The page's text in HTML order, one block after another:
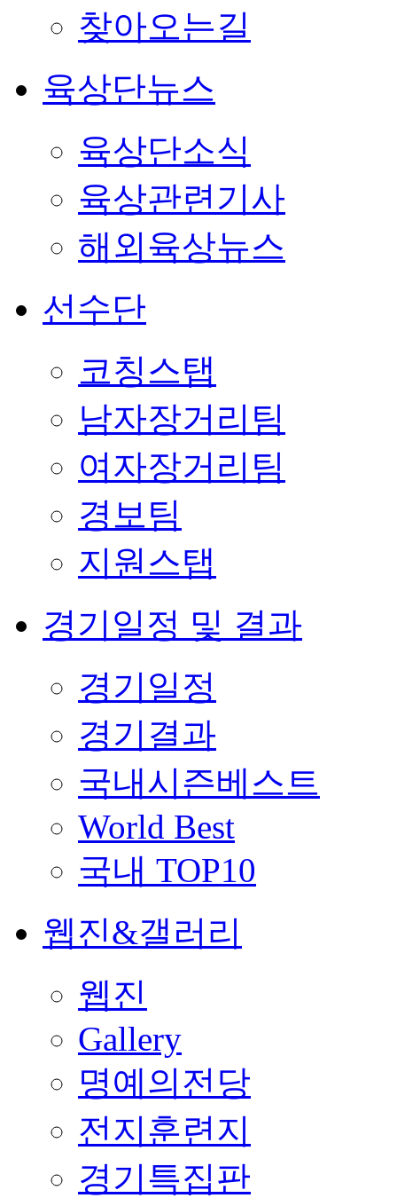
찾아오는길
육상단뉴스
육상단소식
육상관련기사
해외육상뉴스
선수단
코칭스탭
남자장거리팀
여자장거리팀
경보팀
지원스탭
경기일정 및 결과
경기일정
경기결과
국내시즌베스트
World Best
국내 TOP10
웹진&갤러리
웹진
Gallery
명예의전당
전지훈련지
경기특집판